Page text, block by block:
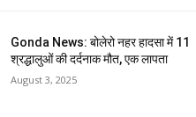
Gonda News: बोलेरो नहर हादसा में 11
श्रद्धालुओं की दर्दनाक मौत, एक लापता
August 3, 2025